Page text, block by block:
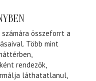
összeforrt a
Több mint
rendezők,
láthatatlanul,